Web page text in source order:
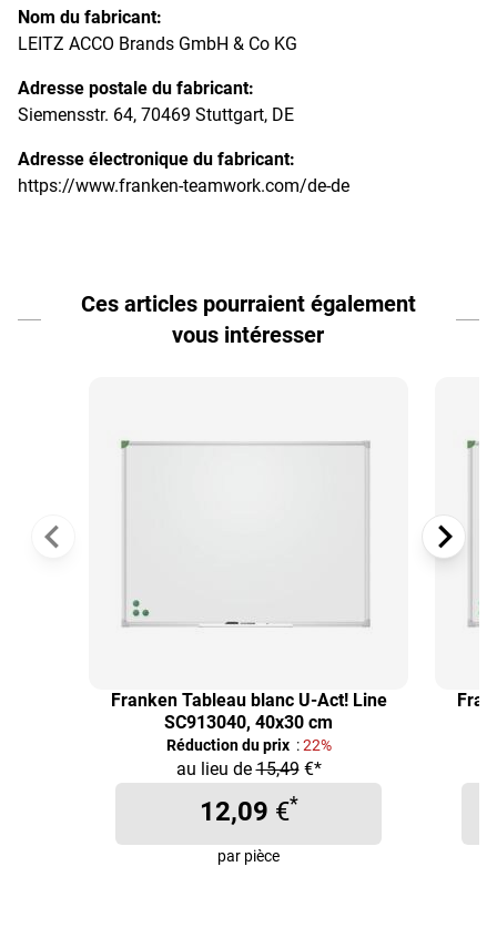
Nom du fabricant:
LEITZ ACCO Brands GmbH & Co KG
Adresse postale du fabricant:
Siemensstr. 64, 70469 Stuttgart, DE
Adresse électronique du fabricant:
https://www.franken-teamwork.com/de-de
Ces articles pourraient également
vous intéresser
Franken Tableau blanc U-Act! Line
SC913040, 40x30 cm
Réduction du prix :22%
au lieu de15,49€*
12,09 €*
par pièce